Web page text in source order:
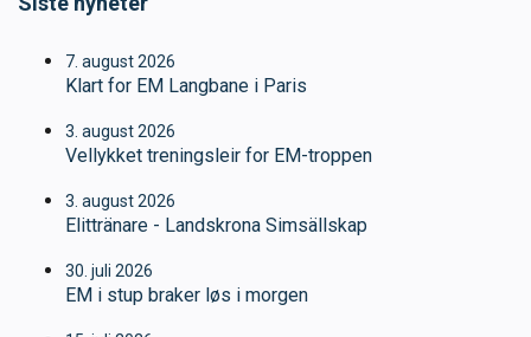
Bredde og folkehelse
Skolesvømming
7. august 2026
Klart for EM Langbane i Paris
3. august 2026
Vellykket treningsleir for EM-troppen
3. august 2026
Elittränare - Landskrona Simsällskap
30. juli 2026
EM i stup braker løs i morgen